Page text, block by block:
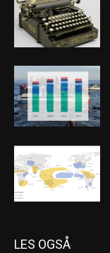
LES OGSÅ